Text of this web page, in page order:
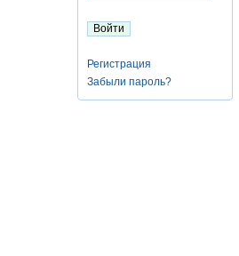
Регистрация
Забыли пароль?